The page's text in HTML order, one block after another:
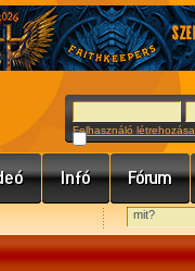
Felhasználó létrehozása